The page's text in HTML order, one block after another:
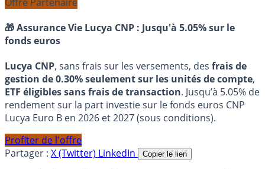
🎁 Assurance Vie Lucya CNP : Jusqu'à 5.05% sur le
fonds euros
Lucya CNP, sans frais sur les versements, des frais de
gestion de 0.30% seulement sur les unités de compte,
ETF éligibles sans frais de transaction. Jusqu’à 5.05% de
rendement sur la part investie sur le fonds euros CNP
Lucya Euro B en 2026 et 2027 (sous conditions).
Profiter de l'offre
Partager : X (Twitter) LinkedIn Copier le lien